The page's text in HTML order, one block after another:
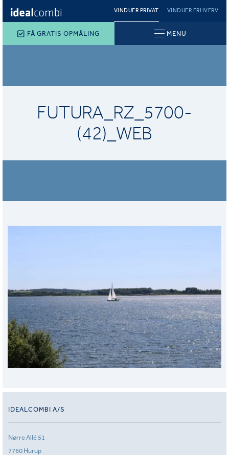
VINDUER PRIVAT VINDUER ERHVERV
FÅ GRATIS OPMÅLING MENU
FUTURA_RZ_5700-
(42)_WEB
IDEALCOMBI A/S
Nørre Allé 51
7760 Hurup